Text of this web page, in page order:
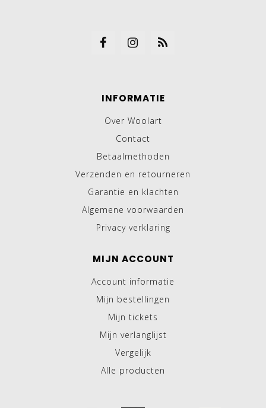
INFORMATIE
Over Woolart
Contact
Betaalmethoden
Verzenden en retourneren
Garantie en klachten
Algemene voorwaarden
Privacy verklaring
MIJN ACCOUNT
Account informatie
Mijn bestellingen
Mijn tickets
Mijn verlanglijst
Vergelijk
Alle producten